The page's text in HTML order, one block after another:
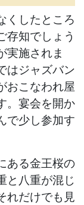
くしたところ
存知でしょう
実施されま
はジャズバン
おこなわれ屋
。宴会を開か
で少し参加す
ある金王桜の
と八重が混じ
れだけでも見